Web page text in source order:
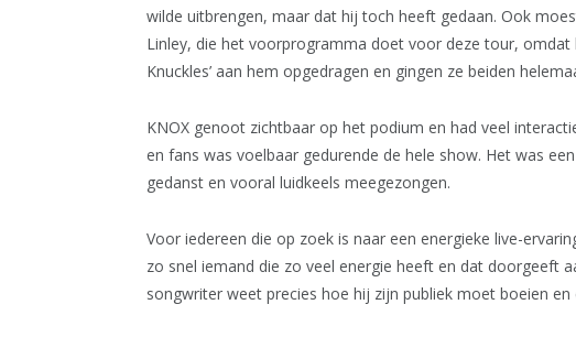
wilde uitbrengen, maar dat hij toch heeft gedaan. Ook
Linley, die het voorprogramma doet voor deze tour, omdat
Knuckles’ aan hem opgedragen en gingen ze beiden
KNOX genoot zichtbaar op het podium en had veel
en fans was voelbaar gedurende de hele show. Het was
gedanst en vooral luidkeels meegezongen.
Voor iedereen die op zoek is naar een energieke live-
zo snel iemand die zo veel energie heeft en dat doorgeeft
songwriter weet precies hoe hij zijn publiek moet boeien